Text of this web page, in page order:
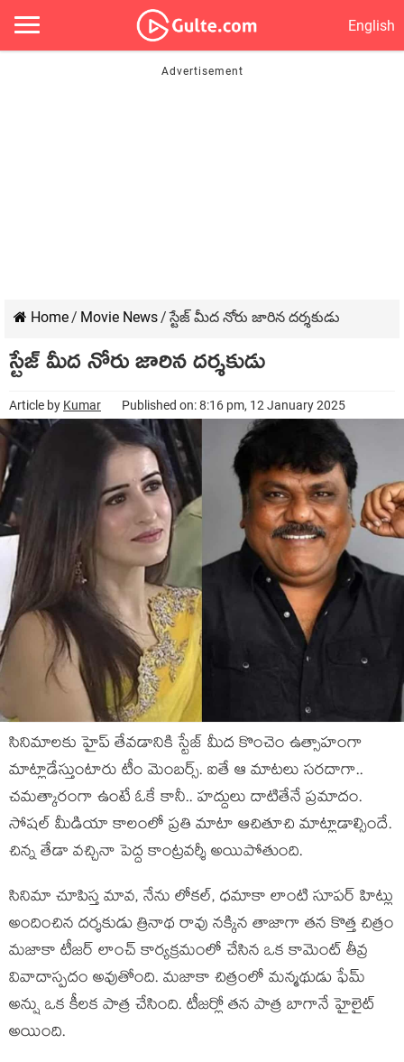
English
Home/ Movie News/ స్టేజ్ మీద నోరు జారిన ద‌ర్శ‌కుడు
స్టేజ్ మీద నోరు జారిన ద‌ర్శ‌కుడు
Article by Kumar Published on: 8:16 pm, 12 January 2025
సినిమాల‌కు హైప్ తేవ‌డానికి స్టేజ్ మీద కొంచెం ఉత్సాహంగా
మాట్లాడేస్తుంటారు టీం మెంబ‌ర్స్. ఐతే ఆ మాట‌లు స‌ర‌దాగా..
చ‌మ‌త్కారంగా ఉంటే ఓకే కానీ.. హ‌ద్దులు దాటితేనే ప్ర‌మాదం.
సోష‌ల్ మీడియా కాలంలో ప్ర‌తి మాటా ఆచితూచి మాట్లాడాల్సిందే.
చిన్న తేడా వ‌చ్చినా పెద్ద కాంట్ర‌వ‌ర్శీ అయిపోతుంది.
సినిమా చూపిస్త మావ‌, నేను లోక‌ల్, ధ‌మాకా లాంటి సూప‌ర్ హిట్లు
అందించిన ద‌ర్శ‌కుడు త్రినాథ రావు న‌క్కిన తాజాగా త‌న కొత్త చిత్రం
మ‌జాకా టీజ‌ర్ లాంచ్ కార్య‌క్ర‌మంలో చేసిన ఒక కామెంట్ తీవ్ర
వివాదాస్ప‌దం అవుతోంది. మ‌జాకా చిత్రంలో మ‌న్మ‌థుడు ఫేమ్
అన్షు ఒక కీల‌క పాత్ర చేసింది. టీజ‌ర్లో త‌న పాత్ర బాగానే హైలైట్
అయింది.